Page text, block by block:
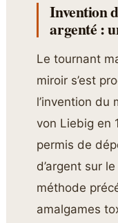
Invention
argenté :
Le tournant
miroir s’est
l’invention du
von Liebig en
permis de
d’argent sur
méthode
amalgames